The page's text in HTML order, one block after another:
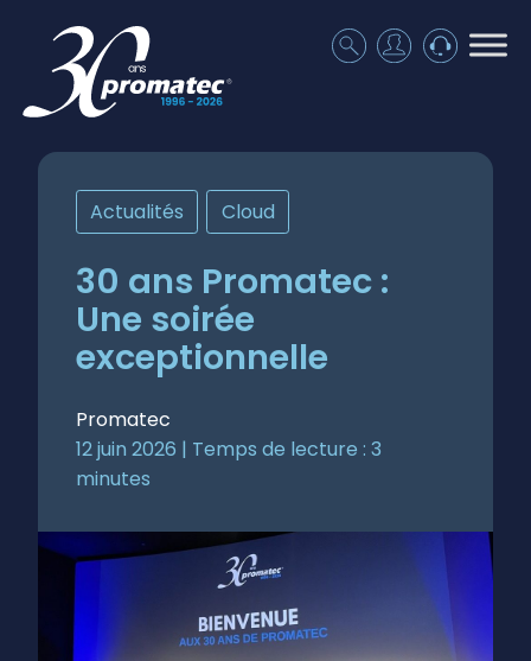
Actualités Cloud
30 ans Promatec :
Une soirée
exceptionnelle
Promatec
12 juin 2026 | Temps de lecture : 3
minutes